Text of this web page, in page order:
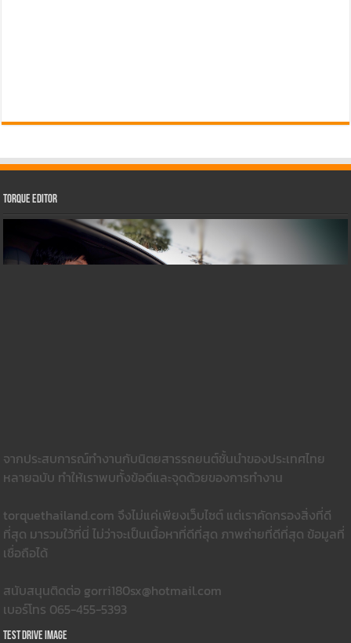
Torque Editor
จากประสบการณ์ทำงานกับนิตยสารรถยนต์ชั้นนำของประเทศไทย
หลายฉบับ ทำให้เราพบทั้งข้อดีและจุดด้วยของการทำงาน
torquethailand.com จึงไม่แค่เพียงเว็บไซต์ แต่เราคัดกรองสิ่งที่ดี
ที่สุด มารวมใว้ที่นี่ ไม่ว่าจะเป็นเนื้อหาที่ดีที่สุด ภาพถ่ายที่ดีที่สุด ข้อมูลที่
เชื่อถือได้
สนับสนุนติดต่อ gorri180sx@hotmail.com
เบอร์โทร 065-455-5393
Test Drive Image